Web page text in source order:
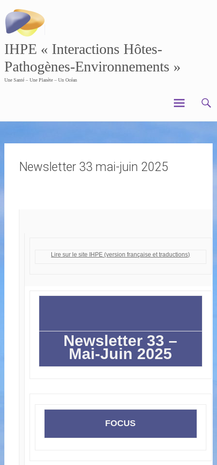
content
IHPE « Interactions Hôtes-
Pathogènes-Environnements »
Une Santé – Une Planète – Un Océan
Newsletter 33 mai-juin 2025
Lire sur le site IHPE (version française et traductions)
Newsletter 33 –
Mai-Juin 2025
FOCUS